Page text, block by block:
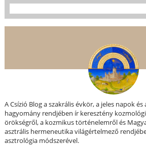
A Csízió Blog a szakrális évkör, a jeles napok
hagyomány rendjében ír keresztény
örökségről, a kozmikus történelemről és
asztrális hermeneutika világértelmező
asztrológia módszerével.